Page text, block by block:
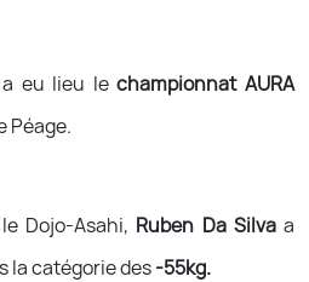
a eu lieu lechampionnat AURA
Péage.
Dojo-Asahi, Ruben Da Silva a
la catégorie des-55kg.